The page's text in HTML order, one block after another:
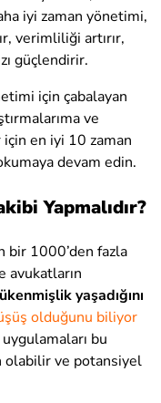
iyi zaman yönetimi,
verimliliği artırır,
güçlendirir.
için çabalayan
ve
en iyi 10 zaman
devam edin.
Yapmalıdır?
bir 1000’den fazla
avukatların
yaşadığını
olduğunu biliyor
bu
olabilir ve potansiyel